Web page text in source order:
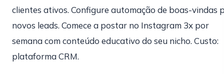
clientes ativos. Configure automação de boas-vindas
novos leads. Comece a postar no Instagram 3x por
semana com conteúdo educativo do seu nicho. Custo:
plataforma CRM.